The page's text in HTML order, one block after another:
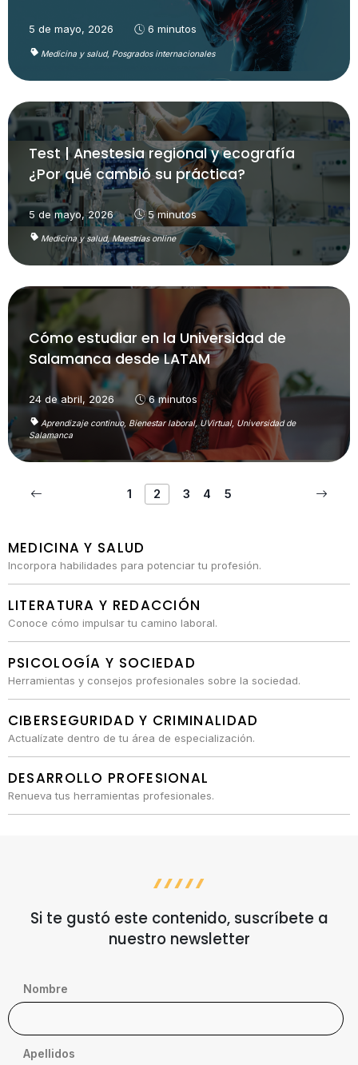
5 de mayo, 2026 6 minutos
Medicina y salud, Posgrados internacionales
Test | Anestesia regional y ecografía
¿Por qué cambió su práctica?
5 de mayo, 2026 5 minutos
Medicina y salud, Maestrías online
Cómo estudiar en la Universidad de
Salamanca desde LATAM
24 de abril, 2026 6 minutos
Aprendizaje continuo, Bienestar laboral,UVirtual, Universidad de
Salamanca
1 2 3 4 5
MEDICINA Y SALUD
Incorpora habilidades para potenciar tu profesión.
LITERATURA Y REDACCIÓN
Conoce cómo impulsar tu camino laboral.
PSICOLOGÍA Y SOCIEDAD
Herramientas y consejos profesionales sobre la sociedad.
CIBERSEGURIDAD Y CRIMINALIDAD
Actualízate dentro de tu área de especialización.
DESARROLLO PROFESIONAL
Renueva tus herramientas profesionales.
Si te gustó este contenido, suscríbete a
nuestro newsletter
Nombre
Apellidos